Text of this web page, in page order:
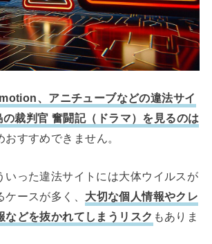
、アニチューブなどの違法サイ
の裁判官 奮闘記（ドラマ）を見るのは
おすすめできません。
いった違法サイトには大体ウイルスが
ースが多く、 大切な個人情報やクレ
などを抜かれてしまうリスク もありま